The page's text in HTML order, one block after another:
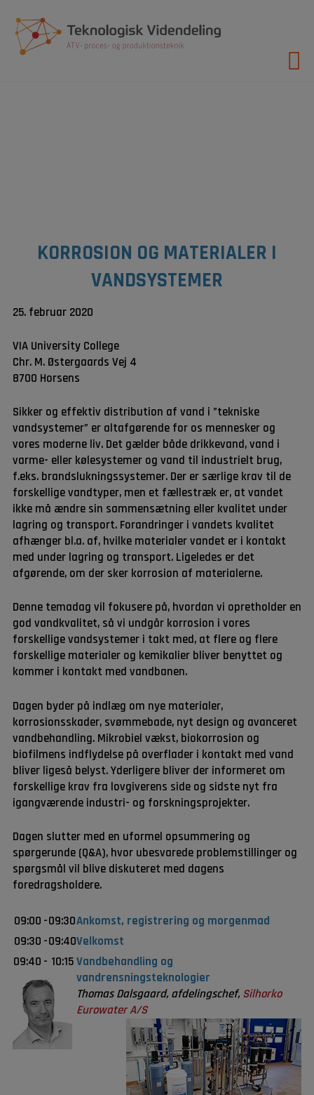
indholdet
KORROSION OG MATERIALER I
VANDSYSTEMER
25. februar 2020
VIA University College
Chr. M. Østergaards Vej 4
8700 Horsens
Sikker og effektiv distribution af vand i ”tekniske
vandsystemer” er altafgørende for os mennesker og
vores moderne liv. Det gælder både drikkevand, vand i
varme- eller kølesystemer og vand til industrielt brug,
f.eks. brandslukningssystemer. Der er særlige krav til de
forskellige vandtyper, men et fællestræk er, at vandet
ikke må ændre sin sammensætning eller kvalitet under
lagring og transport. Forandringer i vandets kvalitet
afhænger bl.a. af, hvilke materialer vandet er i kontakt
med under lagring og transport. Ligeledes er det
afgørende, om der sker korrosion af materialerne.
Denne temadag vil fokusere på, hvordan vi opretholder en
god vandkvalitet, så vi undgår korrosion i vores
forskellige vandsystemer i takt med, at flere og flere
forskellige materialer og kemikalier bliver benyttet og
kommer i kontakt med vandbanen.
Dagen byder på indlæg om nye materialer,
korrosionsskader, svømmebade, nyt design og avanceret
vandbehandling. Mikrobiel vækst, biokorrosion og
biofilmens indflydelse på overflader i kontakt med vand
bliver ligeså belyst. Yderligere bliver der informeret om
forskellige krav fra lovgiverens side og sidste nyt fra
igangværende industri- og forskningsprojekter.
Dagen slutter med en uformel opsummering og
spørgerunde (Q&A), hvor ubesvarede problemstillinger og
spørgsmål vil blive diskuteret med dagens
foredragsholdere.
09:00 -09:30Ankomst, registrering og morgenmad
09:30 -09:40Velkomst
09:40 - 10:15Vandbehandling og
vandrensningsteknologier
Thomas Dalsgaard, afdelingschef, Silhorko
Eurowater A/S